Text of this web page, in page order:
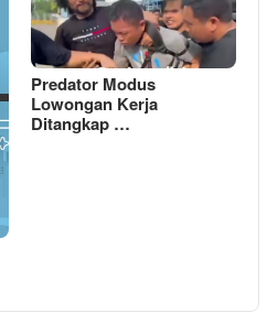
Predator Modus
Lowongan Kerja
Ditangkap …